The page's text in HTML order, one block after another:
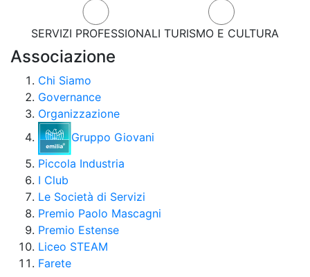
SERVIZI PROFESSIONALI TURISMO E CULTURA
Associazione
Chi Siamo
Governance
Organizzazione
Gruppo Giovani
Piccola Industria
I Club
Le Società di Servizi
Premio Paolo Mascagni
Premio Estense
Liceo STEAM
Farete